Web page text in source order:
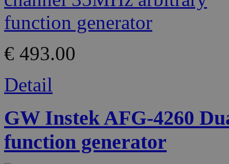
€ 493.00
Detail
GW Instek AFG-4260
function generator